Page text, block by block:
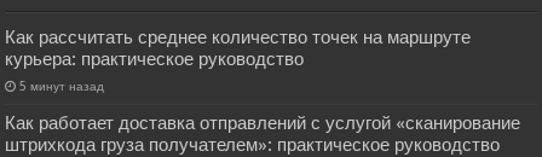
Как рассчитать среднее количество точек на маршруте
курьера: практическое руководство
5 минут назад
Как работает доставка отправлений с услугой «сканирование
штрихкода груза получателем»: практическое руководство